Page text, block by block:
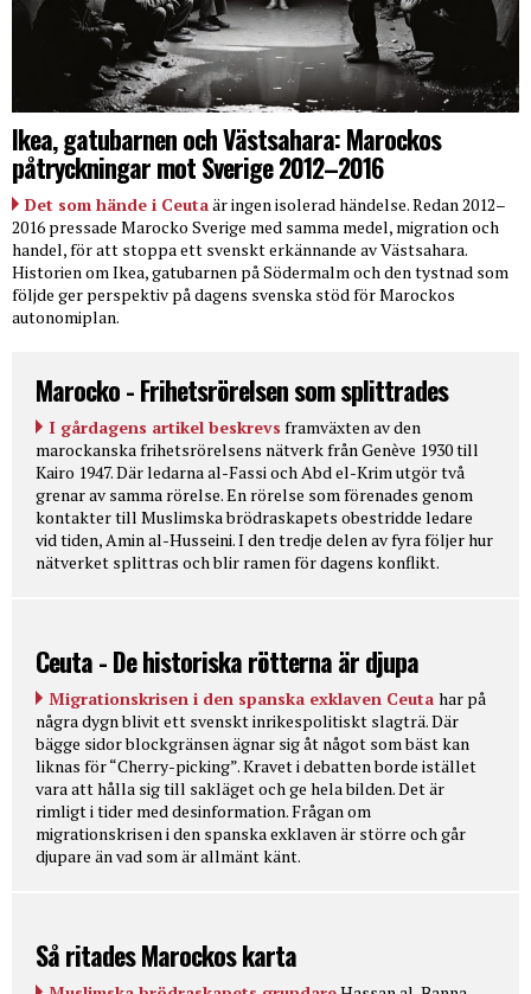
Ikea, gatubarnen och Västsahara: Marockos
påtryckningar mot Sverige 2012–2016
Det som hände i Ceutaär ingen isolerad händelse. Redan 2012–
2016 pressade Marocko Sverige med samma medel, migration och
handel, för att stoppa ett svenskt erkännande av Västsahara.
Historien om Ikea, gatubarnen på Södermalm och den tystnad som
följde ger perspektiv på dagens svenska stöd för Marockos
autonomiplan.
Marocko - Frihetsrörelsen som splittrades
I gårdagens artikel beskrevs framväxten av den
marockanska frihetsrörelsens nätverk från Genève 1930 till
Kairo 1947. Där ledarna al-Fassi och Abd el-Krim utgör två
grenar av samma rörelse. En rörelse som förenades genom
kontakter till Muslimska brödraskapets obestridde ledare
vid tiden, Amin al-Husseini. I den tredje delen av fyra följer hur
nätverket splittras och blir ramen för dagens konflikt.
Ceuta - De historiska rötterna är djupa
Migrationskrisen i den spanska exklaven Ceuta har på
några dygn blivit ett svenskt inrikespolitiskt slagträ. Där
bägge sidor blockgränsen ägnar sig åt något som bäst kan
liknas för “Cherry-picking”. Kravet i debatten borde istället
vara att hålla sig till sakläget och ge hela bilden. Det är
rimligt i tider med desinformation. Frågan om
migrationskrisen i den spanska exklaven är större och går
djupare än vad som är allmänt känt.
Så ritades Marockos karta